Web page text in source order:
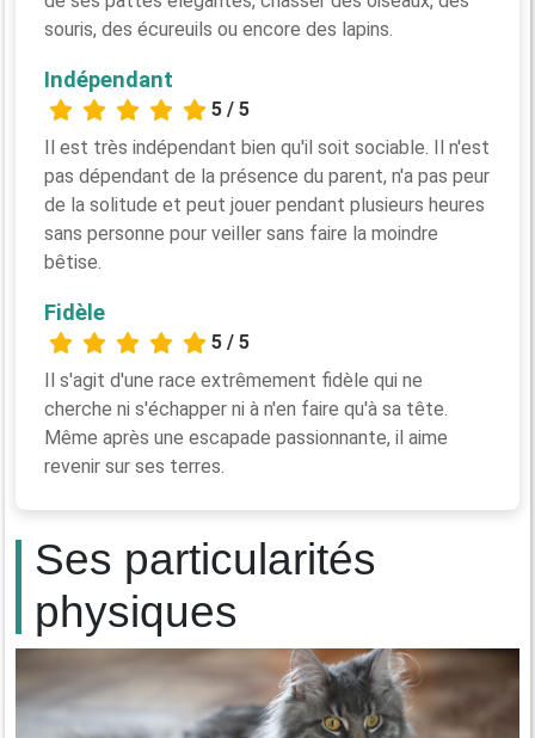
souris, des écureuils ou encore des lapins.
Indépendant
5 / 5
Il est très indépendant bien qu'il soit sociable. Il n'est
pas dépendant de la présence du parent, n'a pas peur
de la solitude et peut jouer pendant plusieurs heures
sans personne pour veiller sans faire la moindre
bêtise.
Fidèle
5 / 5
Il s'agit d'une race extrêmement fidèle qui ne
cherche ni s'échapper ni à n'en faire qu'à sa tête.
Même après une escapade passionnante, il aime
revenir sur ses terres.
Ses particularités
physiques